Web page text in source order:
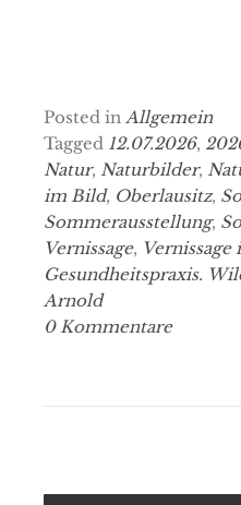
Posted in Allgemein
Tagged 12.07.2026,
Natur, Naturbilder,
im Bild, Oberlausitz,
Sommerausstellung,
Vernissage, Vernissage
Gesundheitspraxis.
Arnold
0 Kommentare